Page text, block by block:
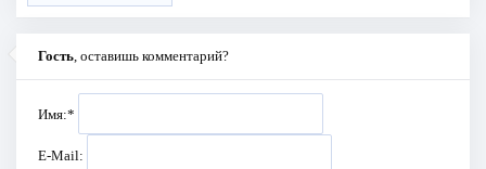
Гость, оставишь комментарий?
Имя:*
E-Mail: